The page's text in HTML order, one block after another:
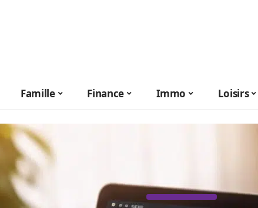
Famille Finance Immo Loisirs